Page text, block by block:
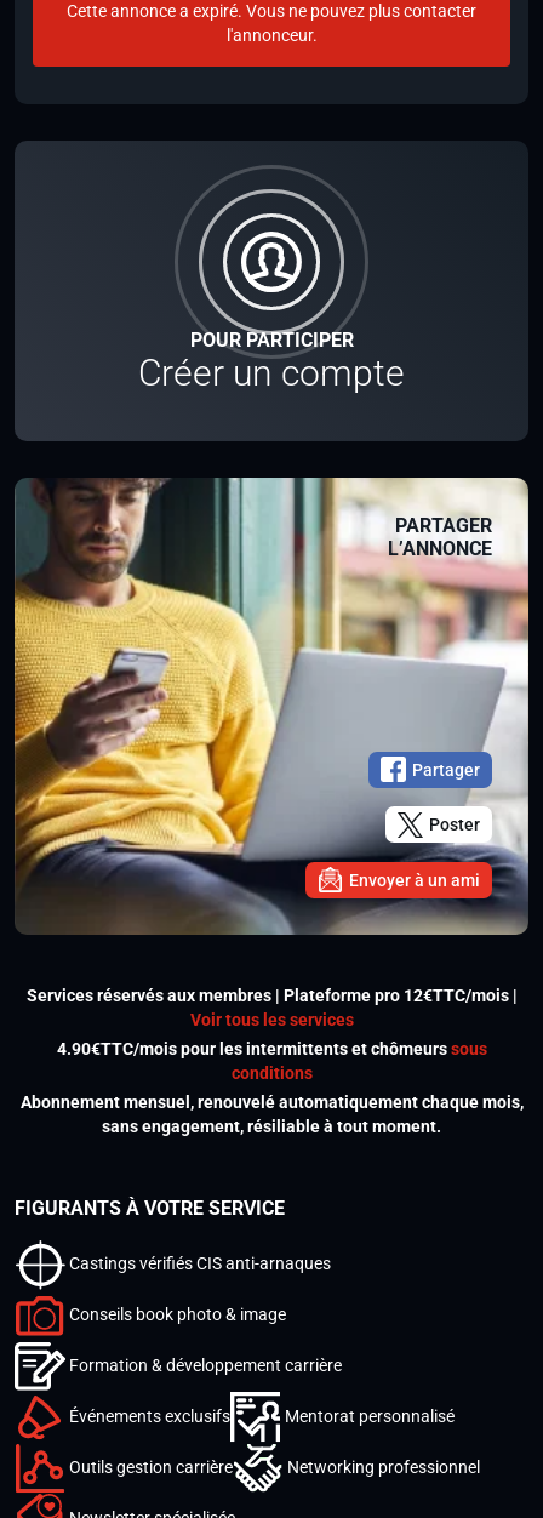
POUR PARTICIPER
Créer un compte
PARTAGER
L’ANNONCE
Partager
Poster
Envoyer à un ami
Cette annonce a expiré. Vous ne pouvez plus contacter
l'annonceur.
Services réservés aux membres | Plateforme pro 12€TTC/mois |
Voir tous les services
4.90€TTC/mois pour les intermittents et chômeurssous
conditions
Abonnement mensuel, renouvelé automatiquement chaque mois,
sans engagement, résiliable à tout moment.
FIGURANTS À VOTRE SERVICE
Castings vérifiés CIS anti-arnaques
Conseils book photo & image
Formation & développement carrière
Événements exclusifs Mentorat personnalisé
Outils gestion carrière Networking professionnel